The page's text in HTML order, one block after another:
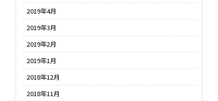
2019年4月
2019年3月
2019年2月
2019年1月
2018年12月
2018年11月